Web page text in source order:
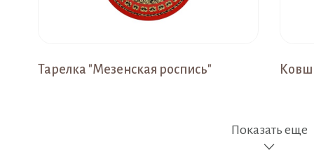
Тарелка "Мезенская роспись"
Показать еще